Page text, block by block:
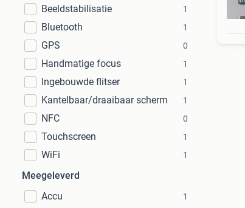
Beeldstabilisatie
1
Bluetooth 1
GPS 0
Handmatige focus 1
Ingebouwde flitser 1
Kantelbaar/draaibaar scherm 1
NFC 0
Touchscreen 1
WiFi 1
Meegeleverd
Accu
1